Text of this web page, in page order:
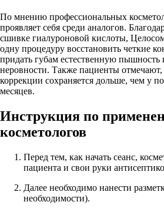
По мнению профессиональных
проявляет себя среди аналогов.
сшивке гиалуроновой кислоты,
одну процедуру восстановить четкие
придать губам естественную пышность
неровности. Также пациенты отмечают,
коррекции сохраняется дольше, чем у
месяцев.
Инструкция по
косметологов
Перед тем, как начать сеанс,
пациента и свои руки
Далее необходимо нанести
необходимости).